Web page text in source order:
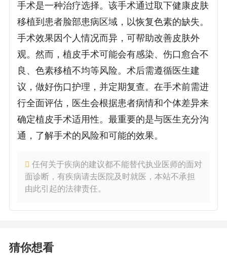
手术是一种治疗选择。该手术通过取下健康皮肤
移植到患者脸部患病区域，以恢复色素的缺失。
手术效果因个人情况而异，可帮助改善皮肤外
观。然而，植皮手术可能会有感染、伤口愈合不
良、色素移植不均等风险。术后需遵循医生建
议，做好伤口护理，并定期复查。在手术前需进
行全面评估，医生会根据患者病情和个体差异来
确定植皮手术适用性。最重要的是与医生充分沟
通，了解手术的风险和可能的效果。
任何关于疾病的建议都不能替代执业医师的面对
面诊断，有疾病请去医院及时就医，本站不承担
由此引起的法律责任。
猜你想看